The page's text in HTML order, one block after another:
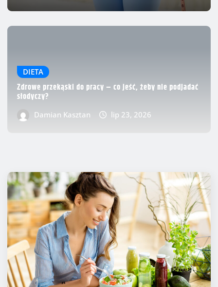
DIETA
Zdrowe przekąski do pracy – co jeść, żeby nie podjadać
słodyczy?
Damian Kasztan lip 23, 2026